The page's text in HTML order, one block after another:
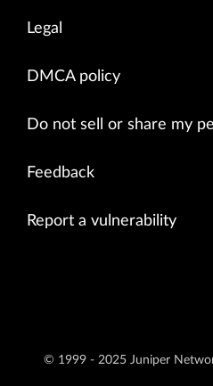
Legal
DMCA policy
Do not sell or share my
Feedback
Report a vulnerability
© 1999 - 2025 Juniper